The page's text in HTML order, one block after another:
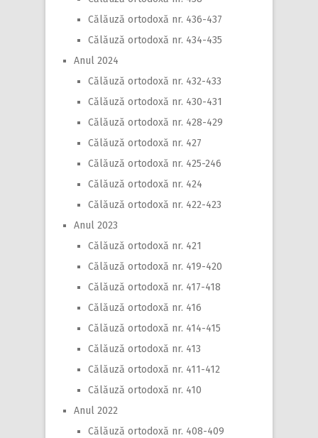
Călăuză ortodoxă nr. 436-437
Călăuză ortodoxă nr. 434-435
Anul 2024
Călăuză ortodoxă nr. 432-433
Călăuză ortodoxă nr. 430-431
Călăuză ortodoxă nr. 428-429
Călăuză ortodoxă nr. 427
Călăuză ortodoxă nr. 425-246
Călăuză ortodoxă nr. 424
Călăuză ortodoxă nr. 422-423
Anul 2023
Călăuză ortodoxă nr. 421
Călăuză ortodoxă nr. 419-420
Călăuză ortodoxă nr. 417-418
Călăuză ortodoxă nr. 416
Călăuză ortodoxă nr. 414-415
Călăuză ortodoxă nr. 413
Călăuză ortodoxă nr. 411-412
Călăuză ortodoxă nr. 410
Anul 2022
Călăuză ortodoxă nr. 408-409